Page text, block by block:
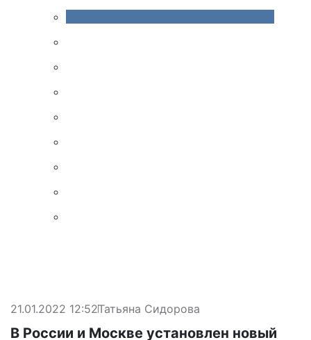
21.01.2022 12:52Татьяна Сидорова
В России и Москве установлен новый